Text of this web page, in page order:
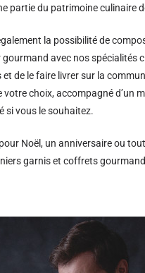
partie du patrimoine culinaire
la possibilité de
avec nos spécialités
et de le faire livrer sur la
votre choix, accompagné d’un
si vous le souhaitez.
Noël, un anniversaire ou
garnis et coffrets